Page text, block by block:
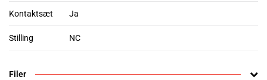
Kontaktsæt Ja
Stilling NC
Filer